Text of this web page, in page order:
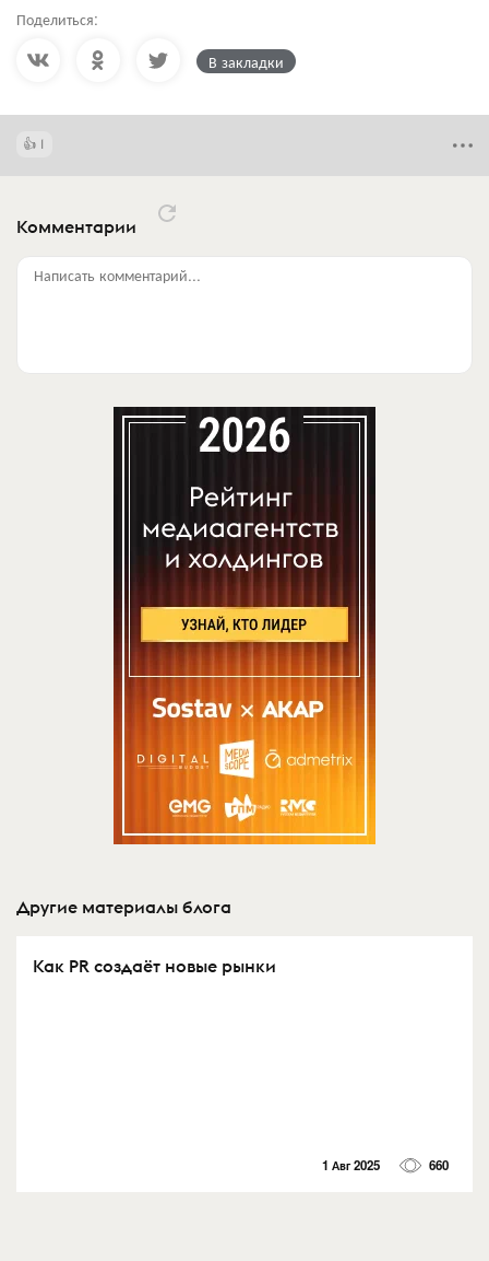
Поделиться:
В закладки
1
Комментарии
Написать комментарий...
Другие материалы блога
Как PR создаёт новые рынки
1 Авг 2025 660